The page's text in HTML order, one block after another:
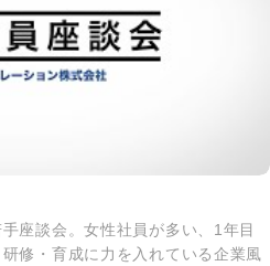
座談会。女性社員が多い、1年目
修・育成に力を入れている企業風